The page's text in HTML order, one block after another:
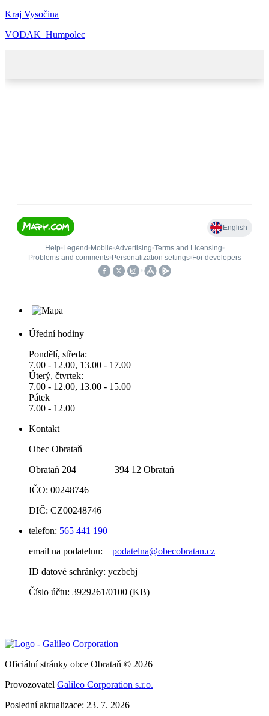
Kraj Vysočina
VODAK_Humpolec
Úřední hodiny
Pondělí, středa:
7.00 - 12.00, 13.00 - 17.00
Úterý, čtvrtek:
7.00 - 12.00, 13.00 - 15.00
Pátek
7.00 - 12.00
Kontakt
Obec Obrataň
Obrataň 204 394 12 Obrataň
IČO: 00248746
DIČ: CZ00248746
telefon: 565 441 190
email na podatelnu: podatelna@obecobratan.cz
ID datové schránky: yczbcbj
Číslo účtu: 3929261/0100 (KB)
Oficiální stránky obce Obrataň © 2026
Provozovatel Galileo Corporation s.r.o.
Poslední aktualizace: 23. 7. 2026